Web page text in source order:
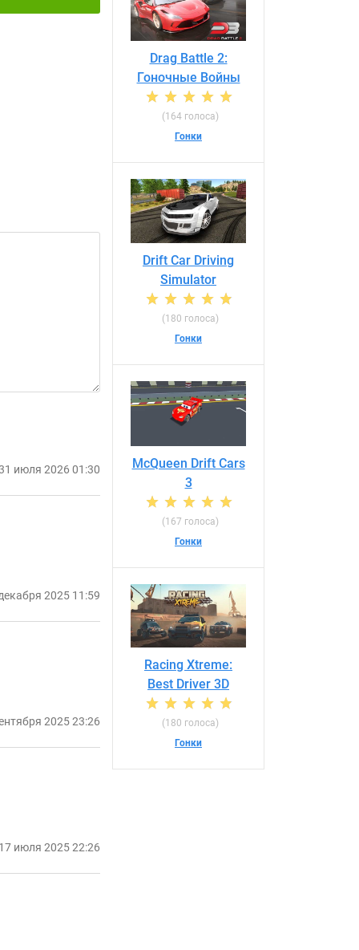
июля 2026 01:30
2025 11:59
2025 23:26
июля 2025 22:26
Drag Battle 2:
Гоночные Войны
(164 голоса)
Гонки
Drift Car Driving
Simulator
(180 голоса)
Гонки
McQueen Drift Cars
3
(167 голоса)
Гонки
Racing Xtreme:
Best Driver 3D
(180 голоса)
Гонки